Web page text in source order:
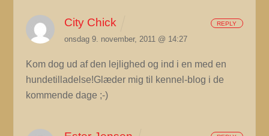
City Chick
onsdag 9. november, 2011 @ 14:27
Kom dog ud af den lejlighed og ind i en med en
hundetilladelse!Glæder mig til kennel-blog i de
kommende dage ;-)
REPLY